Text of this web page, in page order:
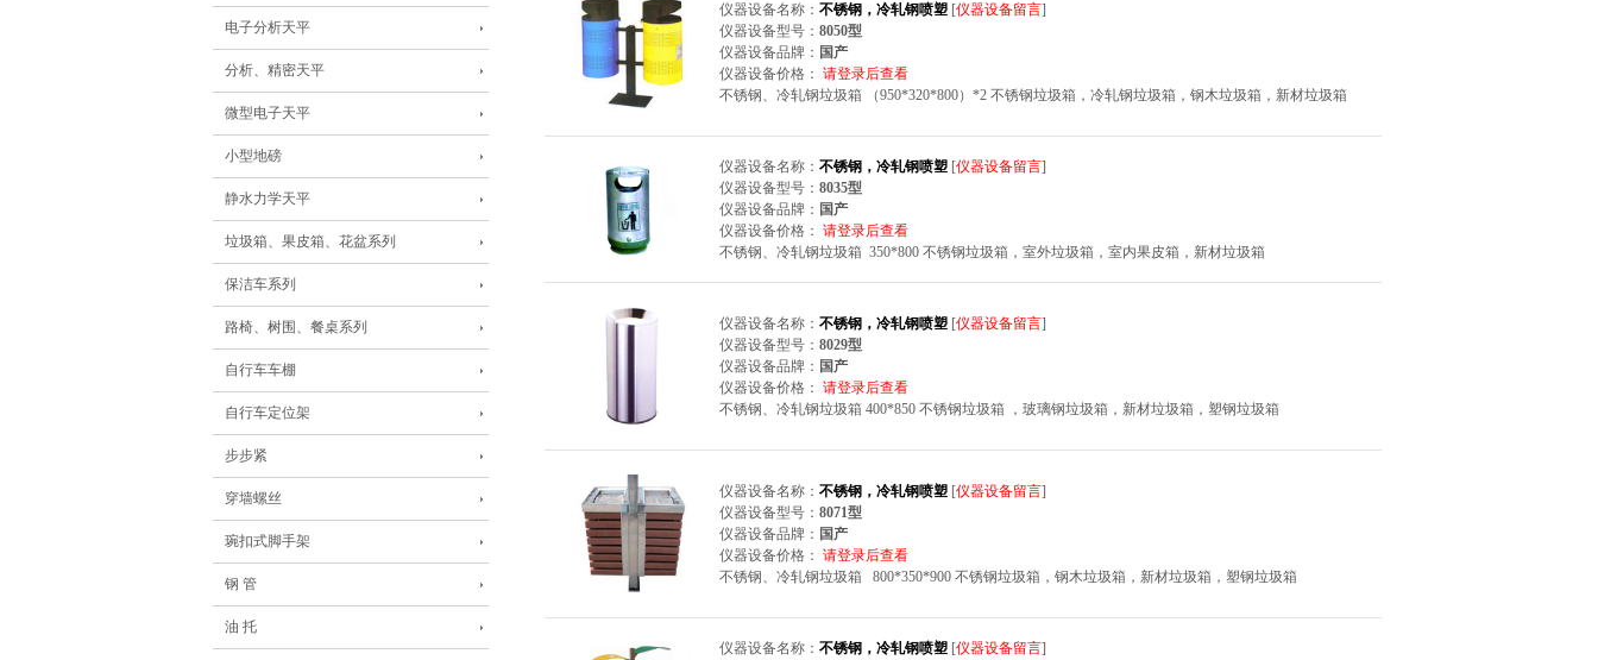
电子分析天平
分析、精密天平
微型电子天平
小型地磅
静水力学天平
垃圾箱、果皮箱、花盆系列
保洁车系列
路椅、树围、餐桌系列
自行车车棚
自行车定位架
步步紧
穿墙螺丝
琬扣式脚手架
钢 管
油 托
仪器设备名称： 不锈钢，冷轧钢喷塑 [仪器设备留言]
仪器设备型号： 8050型
仪器设备品牌： 国产
仪器设备价格： 请登录后查看
不锈钢、冷轧钢垃圾箱 （950*320*800）*2 不锈钢垃圾箱，冷轧钢垃圾箱，钢木垃圾箱，新材垃圾箱
仪器设备名称： 不锈钢，冷轧钢喷塑 [仪器设备留言]
仪器设备型号： 8035型
仪器设备品牌： 国产
仪器设备价格： 请登录后查看
不锈钢、冷轧钢垃圾箱 350*800 不锈钢垃圾箱，室外垃圾箱，室内果皮箱，新材垃圾箱
仪器设备名称： 不锈钢，冷轧钢喷塑 [仪器设备留言]
仪器设备型号： 8029型
仪器设备品牌： 国产
仪器设备价格： 请登录后查看
不锈钢、冷轧钢垃圾箱 400*850 不锈钢垃圾箱 ，玻璃钢垃圾箱，新材垃圾箱，塑钢垃圾箱
仪器设备名称： 不锈钢，冷轧钢喷塑 [仪器设备留言]
仪器设备型号： 8071型
仪器设备品牌： 国产
仪器设备价格： 请登录后查看
不锈钢、冷轧钢垃圾箱 800*350*900 不锈钢垃圾箱，钢木垃圾箱，新材垃圾箱，塑钢垃圾箱
仪器设备名称： 不锈钢，冷轧钢喷塑 [仪器设备留言]